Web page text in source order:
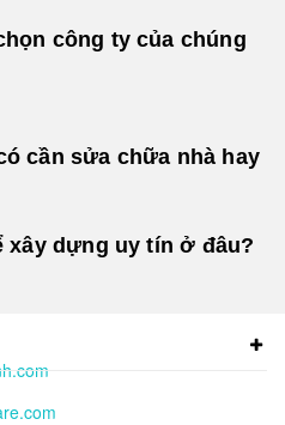
công ty của chúng
cần sửa chữa nhà hay
dựng uy tín ở đâu?